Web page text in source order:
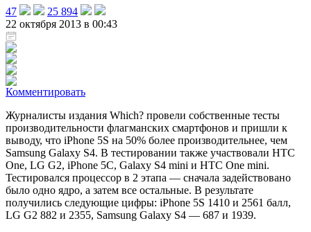
47
25 894
22 октября 2013 в 00:43
Комментировать
Журналисты издания Which? провели собственные тесты
производительности флагманских смартфонов и пришли к
выводу, что iPhone 5S на 50% более производительнее, чем
Samsung Galaxy S4. В тестировании также участвовали HTC
One, LG G2, iPhone 5С, Galaxy S4 mini и HTC One mini.
Тестировался процессор в 2 этапа — сначала задействовано
было одно ядро, а затем все остальные. В результате
получились следующие цифры: iPhone 5S 1410 и 2561 балл,
LG G2 882 и 2355, Samsung Galaxy S4 — 687 и 1939.